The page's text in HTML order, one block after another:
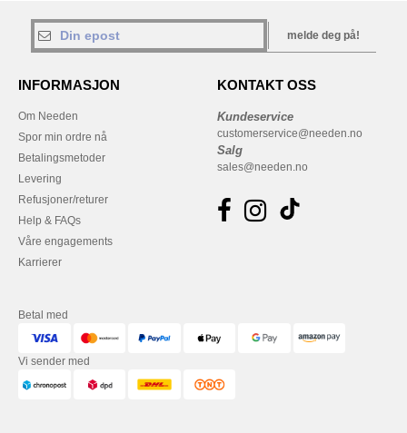
melde deg på!
INFORMASJON
Om Needen
Spor min ordre nå
Betalingsmetoder
Levering
Refusjoner/returer
Help & FAQs
Våre engagements
Karrierer
KONTAKT OSS
Kundeservice
customerservice@needen.no
Salg
sales@needen.no
Betal med
Vi sender med